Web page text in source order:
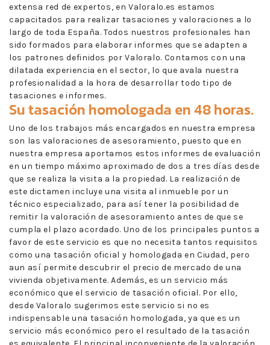
extensa red de expertos, en Valoralo.es estamos
capacitados para realizar tasaciones y valoraciones a lo
largo de toda España. Todos nuestros profesionales han
sido formados para elaborar informes que se adapten a
los patrones definidos por Valoralo. Contamos con una
dilatada experiencia en el sector, lo que avala nuestra
profesionalidad a la hora de desarrollar todo tipo de
tasaciones e informes.
Su tasación homologada en 48 horas.
Uno de los trabajos más encargados en nuestra empresa
son las valoraciones de asesoramiento, puesto que en
nuestra empresa aportamos estos informes de evaluación
en un tiempo máximo aproximado de dos a tres días desde
que se realiza la visita a la propiedad. La realización de
este dictamen incluye una visita al inmueble por un
técnico especializado, para así tener la posibilidad de
remitir la valoración de asesoramiento antes de que se
cumpla el plazo acordado. Uno de los principales puntos a
favor de este servicio es que no necesita tantos requisitos
como una tasación oficial y homologada en Ciudad, pero
aun así permite descubrir el precio de mercado de una
vivienda objetivamente. Además, es un servicio más
económico que el servicio de tasación oficial. Por ello,
desde Valoralo sugerimos este servicio si no es
indispensable una tasación homologada, ya que es un
servicio más económico pero el resultado de la tasación